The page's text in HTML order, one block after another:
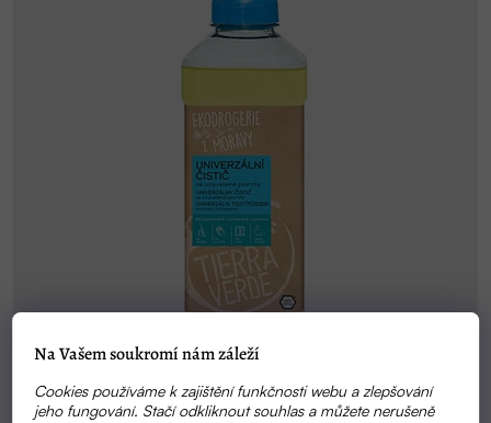
Na Vašem soukromí nám záleží
Cookies používáme k zajištění funkčnosti webu a zlepšování
jeho fungování. Stačí odkliknout souhlas a můžete nerušeně